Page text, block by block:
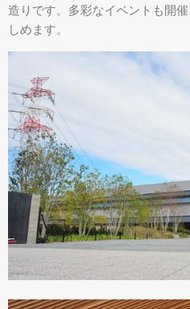
造りです。多彩なイベントも開
しめます。